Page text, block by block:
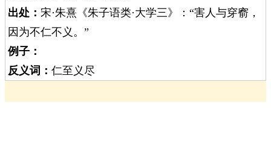
出处： 宋·朱熹《朱子语类·大学三》：“害人与穿窬，
因为不仁不义。”
例子：
反义词： 仁至义尽